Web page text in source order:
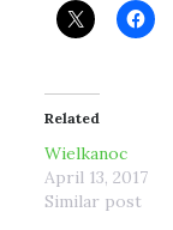
Related
Wielkanoc
April 13, 2017
Similar post